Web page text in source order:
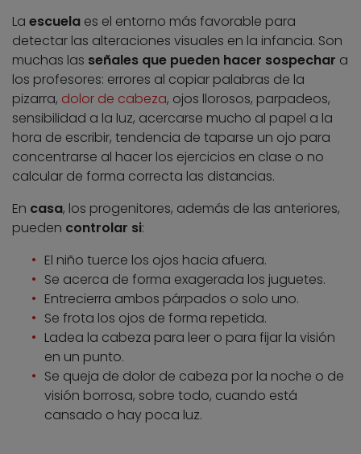
La escuela es el entorno más favorable para
detectar las alteraciones visuales en la infancia. Son
muchas las señales que pueden hacer sospechar a
los profesores: errores al copiar palabras de la
pizarra, dolor de cabeza, ojos llorosos, parpadeos,
sensibilidad a la luz, acercarse mucho al papel a la
hora de escribir, tendencia de taparse un ojo para
concentrarse al hacer los ejercicios en clase o no
calcular de forma correcta las distancias.
En casa, los progenitores, además de las anteriores,
pueden controlar si:
El niño tuerce los ojos hacia afuera.
Se acerca de forma exagerada los juguetes.
Entrecierra ambos párpados o solo uno.
Se frota los ojos de forma repetida.
Ladea la cabeza para leer o para fijar la visión
en un punto.
Se queja de dolor de cabeza por la noche o de
visión borrosa, sobre todo, cuando está
cansado o hay poca luz.